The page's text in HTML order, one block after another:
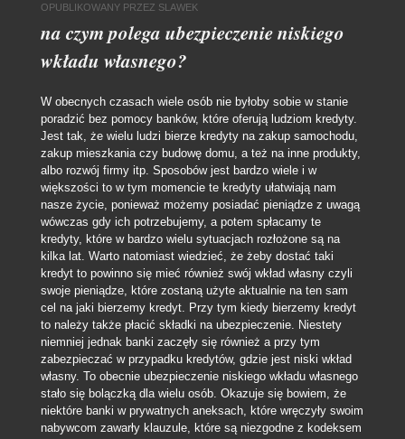
OPUBLIKOWANY PRZEZ SLAWEK
na czym polega ubezpieczenie niskiego
wkładu własnego?
W obecnych czasach wiele osób nie byłoby sobie w stanie
poradzić bez pomocy banków, które oferują ludziom kredyty.
Jest tak, że wielu ludzi bierze kredyty na zakup samochodu,
zakup mieszkania czy budowę domu, a też na inne produkty,
albo rozwój firmy itp. Sposobów jest bardzo wiele i w
większości to w tym momencie te kredyty ułatwiają nam
nasze życie, ponieważ możemy posiadać pieniądze z uwagą
wówczas gdy ich potrzebujemy, a potem spłacamy te
kredyty, które w bardzo wielu sytuacjach rozłożone są na
kilka lat. Warto natomiast wiedzieć, że żeby dostać taki
kredyt to powinno się mieć również swój wkład własny czyli
swoje pieniądze, które zostaną użyte aktualnie na ten sam
cel na jaki bierzemy kredyt. Przy tym kiedy bierzemy kredyt
to należy także płacić składki na ubezpieczenie. Niestety
niemniej jednak banki zaczęły się również a przy tym
zabezpieczać w przypadku kredytów, gdzie jest niski wkład
własny. To obecnie ubezpieczenie niskiego wkładu własnego
stało się bolączką dla wielu osób. Okazuje się bowiem, że
niektóre banki w prywatnych aneksach, które wręczyły swoim
nabywcom zawarły klauzule, które są niezgodne z kodeksem